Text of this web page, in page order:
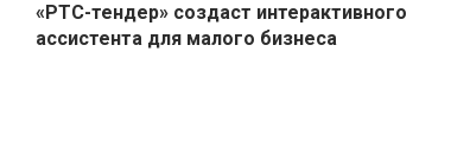
«РТС-тендер» создаст интерактивного
ассистента для малого бизнеса